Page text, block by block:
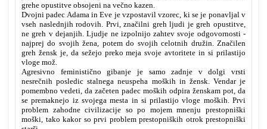
grehe opustitve obsojeni na večno kazen.
Dvojni padec Adama in Eve je vzpostavil vzorec, ki se je ponavljal v
vseh naslednjih rodovih. Prvi, značilni greh ljudi je greh opustitve,
ne greh v dejanjih. Ljudje ne izpolnijo zahtev svoje odgovornosti -
najprej do svojih žena, potem do svojih celotnih družin. Značilen
greh žensk je, da sežejo preko meja svoje avtoritete in si prilastijo
vloge mož.
Agresivno feministično gibanje je samo zadnje v dolgi vrsti
nesrečnih posledic stalnega neuspeha moških in žensk. Vendar je
pomembno vedeti, da začeten padec moških odpira ženskam pot, da
se premaknejo iz svojega mesta in si prilastijo vloge moških. Prvi
problem zahodne civilizacije so po mojem mnenju prestopniški
moški, tako kakor so prvi problem prestopniških otrok prestopniški